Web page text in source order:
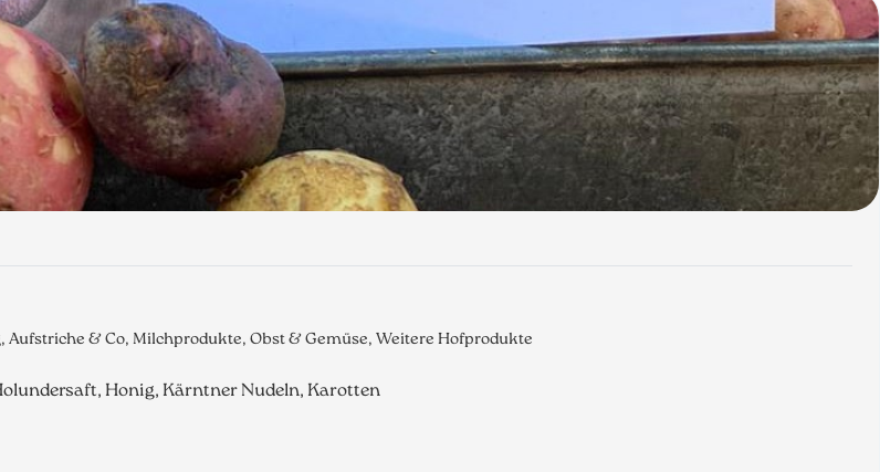
& Co, Milchprodukte, Obst & Gemüse, Weitere Hofprodukte
Honig, Kärntner Nudeln, Karotten